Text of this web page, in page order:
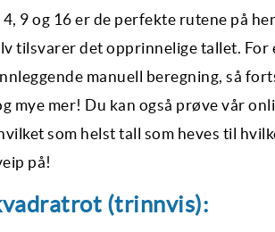
9 og 16 er de perfekte rutene på
tilsvarer det opprinnelige tallet. For
manuell beregning, så
mye mer! Du kan også prøve vår
som helst tall som heves til
på!
(trinnvis):